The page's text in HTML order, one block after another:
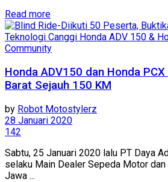
Read more
Community
Honda ADV150 dan Honda
Barat Sejauh 150 KM
by Robot Motostylerz
28 Januari 2020
142
Sabtu, 25 Januari 2020 lalu PT Daya
selaku Main Dealer Sepeda Motor dan
Jawa ...